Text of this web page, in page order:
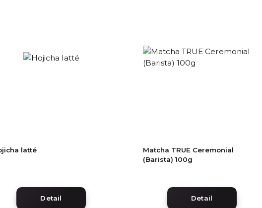
latté
Detail
Matcha TRUE Ceremonial
(Barista) 100g
Detail